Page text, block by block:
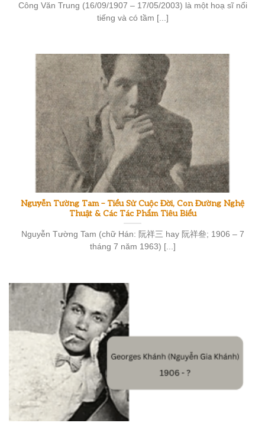
Công Văn Trung (16/09/1907 – 17/05/2003) là một hoạ sĩ nổi
tiếng và có tầm [...]
Nguyễn Tường Tam – Tiểu Sử Cuộc Đời, Con Đường Nghệ
Thuật & Các Tác Phẩm Tiêu Biểu
Nguyễn Tường Tam (chữ Hán: 阮祥三 hay 阮祥叄; 1906 – 7
tháng 7 năm 1963) [...]